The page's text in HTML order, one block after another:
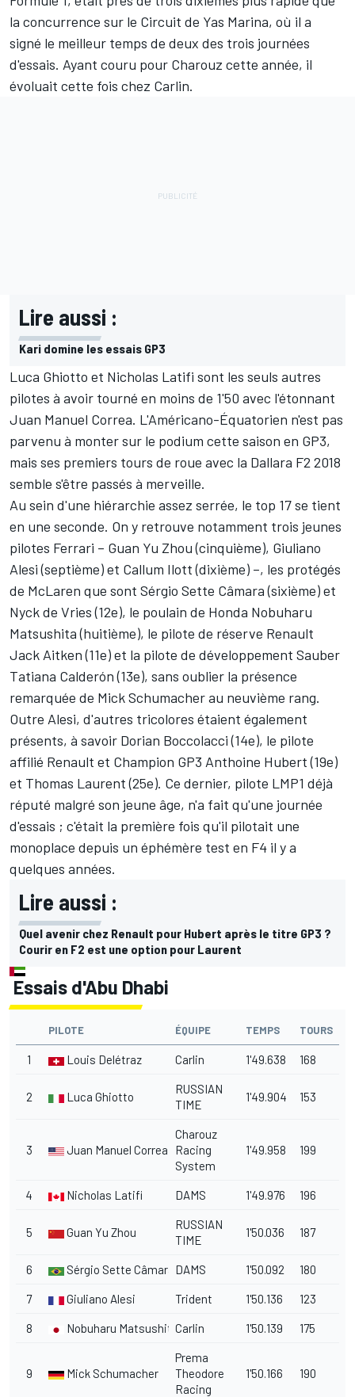
la concurrence sur le Circuit de Yas Marina, où il a
signé le meilleur temps de deux des trois journées
d'essais. Ayant couru pour Charouz cette année, il
évoluait cette fois chez Carlin.
Lire aussi :
Kari domine les essais GP3
Luca Ghiotto et Nicholas Latifi sont les seuls autres
pilotes à avoir tourné en moins de 1'50 avec l'étonnant
Juan Manuel Correa. L'Américano-Équatorien n'est pas
parvenu à monter sur le podium cette saison en GP3,
mais ses premiers tours de roue avec la Dallara F2 2018
semble s'être passés à merveille.
Au sein d'une hiérarchie assez serrée, le top 17 se tient
en une seconde. On y retrouve notamment trois jeunes
pilotes Ferrari – Guan Yu Zhou (cinquième), Giuliano
Alesi (septième) et Callum Ilott (dixième) –, les protégés
de McLaren que sont Sérgio Sette Câmara (sixième) et
Nyck de Vries (12e), le poulain de Honda Nobuharu
Matsushita (huitième), le pilote de réserve Renault
Jack Aitken (11e) et la pilote de développement Sauber
Tatiana Calderón (13e), sans oublier la présence
remarquée de Mick Schumacher au neuvième rang.
Outre Alesi, d'autres tricolores étaient également
présents, à savoir Dorian Boccolacci (14e), le pilote
affilié Renault et Champion GP3 Anthoine Hubert(19e)
et Thomas Laurent (25e). Ce dernier, pilote LMP1 déjà
réputé malgré son jeune âge, n'a fait qu'une journée
d'essais ; c'était la première fois qu'il pilotait une
monoplace depuis un éphémère test en F4 il y a
quelques années.
Lire aussi :
Quel avenir chez Renault pour Hubert après le titre GP3 ?
Courir en F2 est une option pour Laurent
Essais d'Abu Dhabi
PILOTE ÉQUIPE TEMPS TOURS
1 Louis Delétraz Carlin 1'49.638 168
2 Luca Ghiotto
RUSSIAN
TIME
1'49.904 153
3 Juan Manuel Correa
Charouz
Racing
System
1'49.958 199
4 Nicholas Latifi DAMS 1'49.976 196
5 Guan Yu Zhou
RUSSIAN
TIME
1'50.036 187
6 Sérgio Sette Câmara DAMS 1'50.092 180
7 Giuliano Alesi Trident 1'50.136 123
8 Nobuharu MatsushitaCarlin 1'50.139 175
9 Mick Schumacher
Prema
Theodore
Racing
1'50.166 190